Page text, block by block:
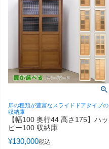
扉の種類が豊富なスライドドアタイプの
収納庫
【幅100 奥行44 高さ175】ハッ
ピー100 収納庫
¥130,000税込